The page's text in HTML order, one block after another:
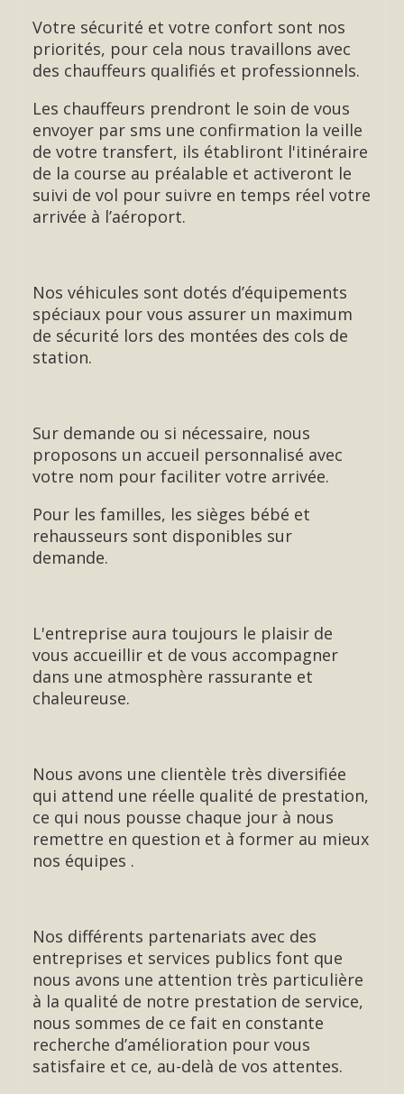
Votre sécurité et votre confort sont nos
priorités, pour cela nous travaillons avec
des chauffeurs qualifiés et professionnels.
Les chauffeurs prendront le soin de vous
envoyer par sms une confirmation la veille
de votre transfert, ils établiront l'itinéraire
de la course au préalable et activeront le
suivi de vol pour suivre en temps réel votre
arrivée à l’aéroport.
Nos véhicules sont dotés d’équipements
spéciaux pour vous assurer un maximum
de sécurité lors des montées des cols de
station.
Sur demande ou si nécessaire, nous
proposons un accueil personnalisé avec
votre nom pour faciliter votre arrivée.
Pour les familles, les sièges bébé et
rehausseurs sont disponibles sur
demande.
L'entreprise aura toujours le plaisir de
vous accueillir et de vous accompagner
dans une atmosphère rassurante et
chaleureuse.
Nous avons une clientèle très diversifiée
qui attend une réelle qualité de prestation,
ce qui nous pousse chaque jour à nous
remettre en question et à former au mieux
nos équipes .
Nos différents partenariats avec des
entreprises et services publics font que
nous avons une attention très particulière
à la qualité de notre prestation de service,
nous sommes de ce fait en constante
recherche d’amélioration pour vous
satisfaire et ce, au-delà de vos attentes.